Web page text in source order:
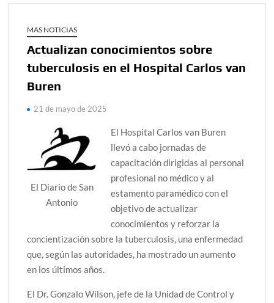
MAS NOTICIAS
Actualizan conocimientos sobre
tuberculosis en el Hospital Carlos van
Buren
21 de mayo de 2025
El Diario de San
Antonio
El Hospital Carlos van Buren
llevó a cabo jornadas de
capacitación dirigidas al personal
profesional no médico y al
estamento paramédico con el
objetivo de actualizar
conocimientos y reforzar la
concientización sobre la tuberculosis, una enfermedad
que, según las autoridades, ha mostrado un aumento
en los últimos años.
El Dr. Gonzalo Wilson, jefe de la Unidad de Control y